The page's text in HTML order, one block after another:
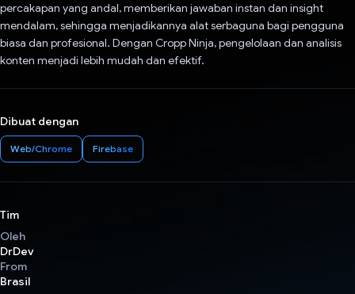
percakapan yang andal, memberikan jawaban instan dan insight
mendalam, sehingga menjadikannya alat serbaguna bagi pengguna
biasa dan profesional. Dengan Cropp Ninja, pengelolaan dan analisis
konten menjadi lebih mudah dan efektif.
Dibuat dengan
Web/Chrome Firebase
Tim
Oleh
DrDev
From
Brasil